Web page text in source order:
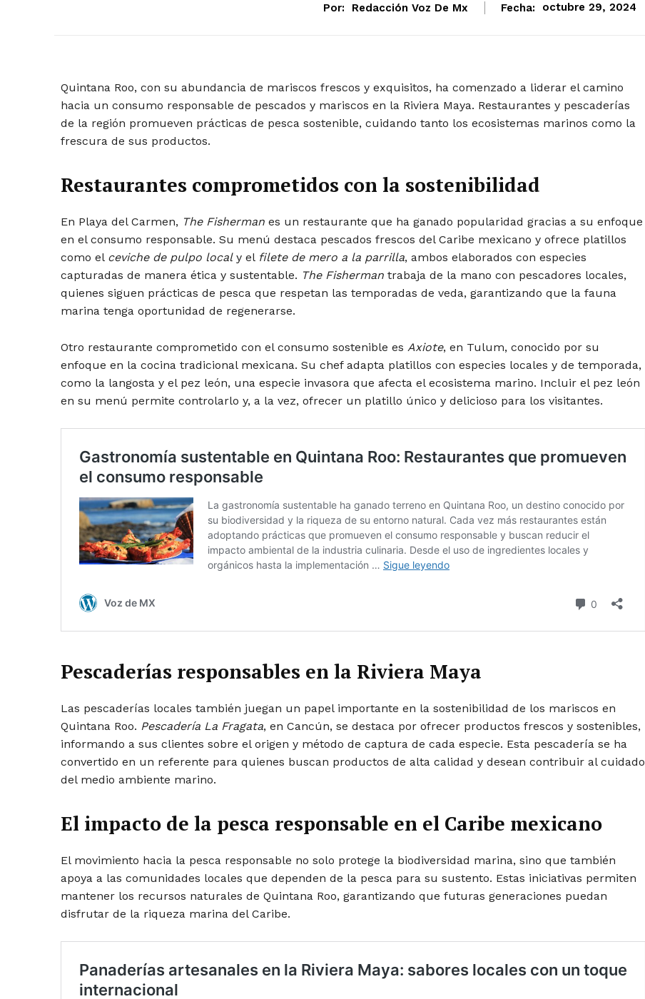
Por: Redacción Voz De Mx Fecha: octubre 29, 2024
Quintana Roo, con su abundancia de mariscos frescos y exquisitos, ha comenzado a liderar el camino
hacia un consumo responsable de pescados y mariscos en la Riviera Maya. Restaurantes y pescaderías
de la región promueven prácticas de pesca sostenible, cuidando tanto los ecosistemas marinos como la
frescura de sus productos.
Restaurantes comprometidos con la sostenibilidad
En Playa del Carmen, The Fisherman es un restaurante que ha ganado popularidad gracias a su enfoque
en el consumo responsable. Su menú destaca pescados frescos del Caribe mexicano y ofrece platillos
como el ceviche de pulpo localy el filete de mero a la parrilla, ambos elaborados con especies
capturadas de manera ética y sustentable. The Fisherman trabaja de la mano con pescadores locales,
quienes siguen prácticas de pesca que respetan las temporadas de veda, garantizando que la fauna
marina tenga oportunidad de regenerarse.
Otro restaurante comprometido con el consumo sostenible es Axiote, en Tulum, conocido por su
enfoque en la cocina tradicional mexicana. Su chef adapta platillos con especies locales y de temporada,
como la langosta y el pez león, una especie invasora que afecta el ecosistema marino. Incluir el pez león
en su menú permite controlarlo y, a la vez, ofrecer un platillo único y delicioso para los visitantes.
Pescaderías responsables en la Riviera Maya
Las pescaderías locales también juegan un papel importante en la sostenibilidad de los mariscos en
Quintana Roo. Pescadería La Fragata, en Cancún, se destaca por ofrecer productos frescos y sostenibles,
informando a sus clientes sobre el origen y método de captura de cada especie. Esta pescadería se ha
convertido en un referente para quienes buscan productos de alta calidad y desean contribuir al cuidado
del medio ambiente marino.
El impacto de la pesca responsable en el Caribe mexicano
El movimiento hacia la pesca responsable no solo protege la biodiversidad marina, sino que también
apoya a las comunidades locales que dependen de la pesca para su sustento. Estas iniciativas permiten
mantener los recursos naturales de Quintana Roo, garantizando que futuras generaciones puedan
disfrutar de la riqueza marina del Caribe.